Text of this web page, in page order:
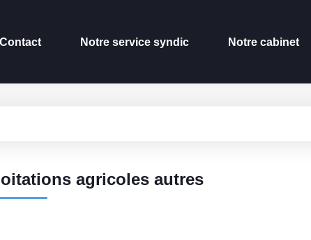
Contact Notre service syndic Notre cabinet
agricoles autres